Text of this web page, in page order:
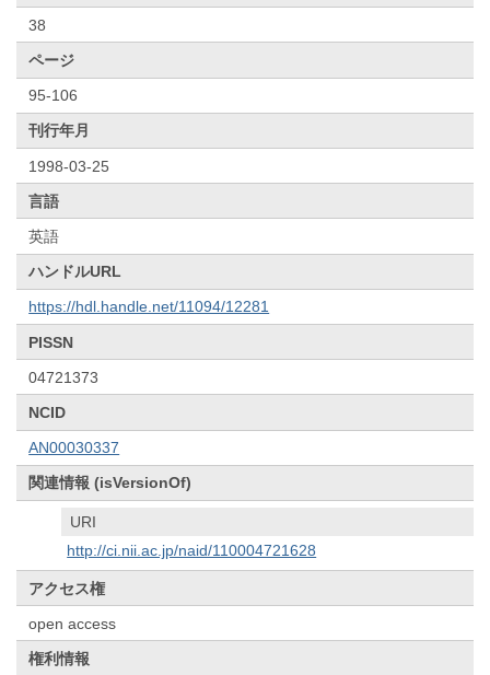
38
ページ
95-106
刊行年月
1998-03-25
言語
英語
ハンドルURL
https://hdl.handle.net/11094/12281
PISSN
04721373
NCID
AN00030337
関連情報 (isVersionOf)
URI
http://ci.nii.ac.jp/naid/110004721628
アクセス権
open access
権利情報